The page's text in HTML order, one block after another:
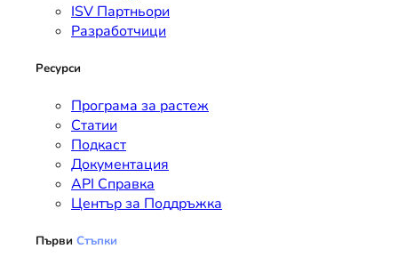
ISV Партньори
Разработчици
Ресурси
Програма за растеж
Статии
Подкаст
Документация
API Справка
Център за Поддръжка
Първи Стъпки